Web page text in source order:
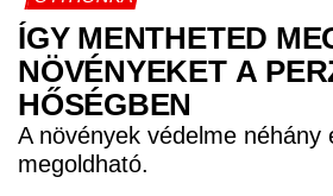
ÍGY MENTHETED
NÖVÉNYEKET A
HŐSÉGBEN
A növények védelme néhány
megoldható.